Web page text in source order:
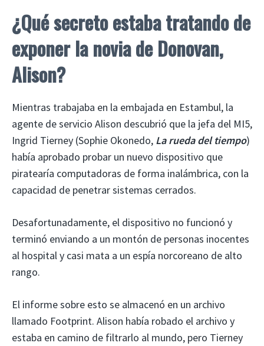
¿Qué secreto estaba tratando de
exponer la novia de Donovan,
Alison?
Mientras trabajaba en la embajada en Estambul, la
agente de servicio Alison descubrió que la jefa del MI5,
Ingrid Tierney (Sophie Okonedo, La rueda del tiempo)
había aprobado probar un nuevo dispositivo que
piratearía computadoras de forma inalámbrica, con la
capacidad de penetrar sistemas cerrados.
Desafortunadamente, el dispositivo no funcionó y
terminó enviando a un montón de personas inocentes
al hospital y casi mata a un espía norcoreano de alto
rango.
El informe sobre esto se almacenó en un archivo
llamado Footprint. Alison había robado el archivo y
estaba en camino de filtrarlo al mundo, pero Tierney